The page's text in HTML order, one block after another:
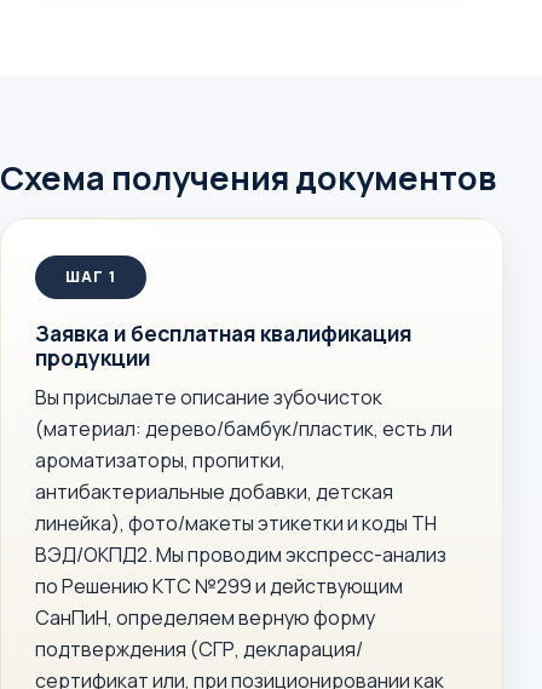
Схема получения документов
Заявка и бесплатная квалификация
продукции
Вы присылаете описание зубочисток
(материал: дерево/бамбук/пластик, есть ли
ароматизаторы, пропитки,
антибактериальные добавки, детская
линейка), фото/макеты этикетки и коды ТН
ВЭД/ОКПД2. Мы проводим экспресс-анализ
по Решению КТС №299 и действующим
СанПиН, определяем верную форму
подтверждения (СГР, декларация/
сертификат или, при позиционировании как